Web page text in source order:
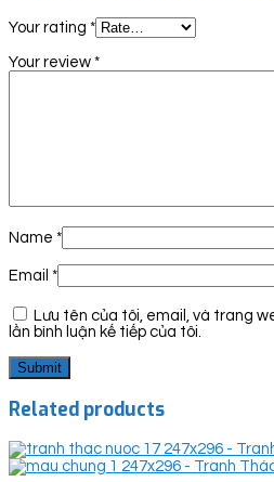
Your rating *
Your review *
Name *
Email *
Lưu tên của tôi, email, và trang
lần bình luận kế tiếp của tôi.
Related products